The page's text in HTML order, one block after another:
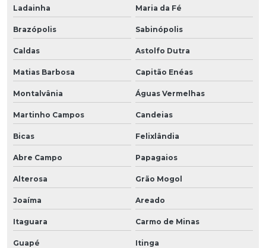
Ladainha Maria da Fé
Brazópolis Sabinópolis
Caldas Astolfo Dutra
Matias Barbosa Capitão Enéas
Montalvânia Águas Vermelhas
Martinho Campos Candeias
Bicas Felixlândia
Abre Campo Papagaios
Alterosa Grão Mogol
Joaíma Areado
Itaguara Carmo de Minas
Guapé Itinga